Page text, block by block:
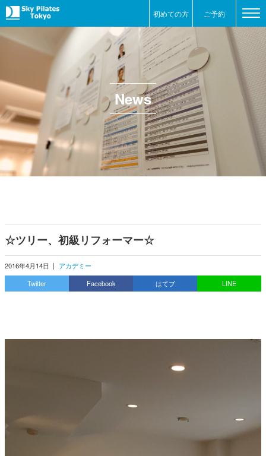
初めての方 ご予約
News
☆ツリー、初級リフォーマー☆
2016年4月14日 | アカデミー
Twitter
Facebook はてブ LINE